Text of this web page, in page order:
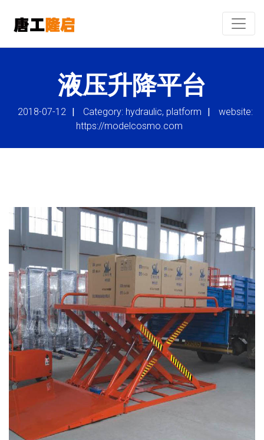
液压升降平台
2018-07-12 | Category: hydraulic, platform |
website:
https://modelcosmo.com